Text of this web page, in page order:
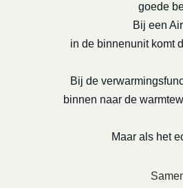
goede
Bij een
in de binnenunit komt
Bij de
binnen naar de
Maar als het